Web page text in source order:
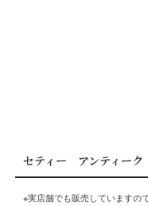
セティー アンティー
※実店舗でも販売していますの